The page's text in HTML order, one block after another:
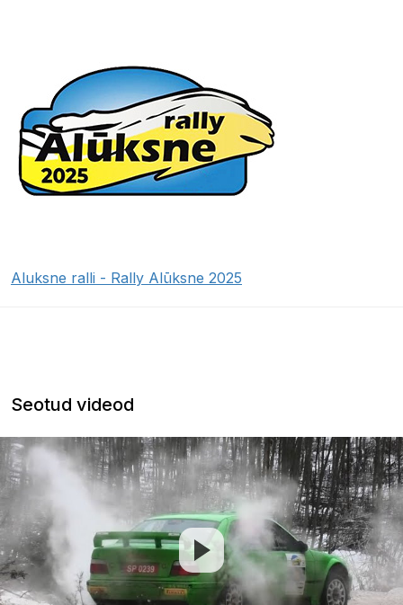
Aluksne ralli - Rally Alūksne 2025
Seotud videod